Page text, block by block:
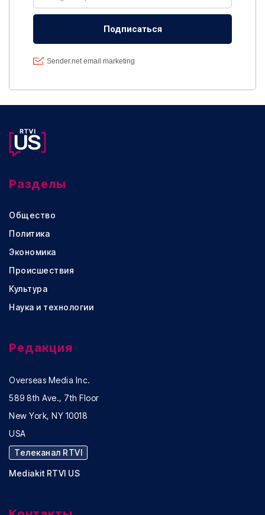
Разделы
Общество
Политика
Экономика
Происшествия
Культура
Наука и технологии
Редакция
Overseas Media Inc.
589 8th Ave., 7th Floor
New York, NY 10018
USA
Телеканал RTVI
Mediakit RTVI US